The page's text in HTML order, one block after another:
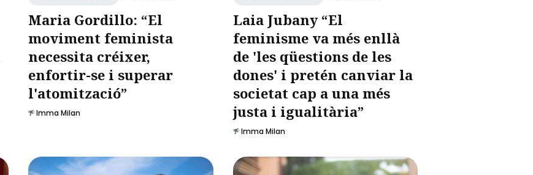
Maria Gordillo: “El
moviment feminista
necessita créixer,
enfortir-se i superar
l'atomització”
Imma Milan
Laia Jubany “El
feminisme va més enllà
de 'les qüestions de les
dones' i pretén canviar la
societat cap a una més
justa i igualitària”
Imma Milan